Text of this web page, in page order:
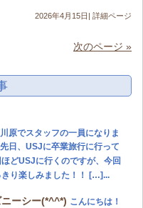
2026年4月15日| 詳細ページ
次のページ »
原でスタッフの一員になりま
日、USJに卒業旅行に行って
どUSJに行くのですが、今回
り楽しみました！！ […]...
ーシー(*^^*) こんにちは！